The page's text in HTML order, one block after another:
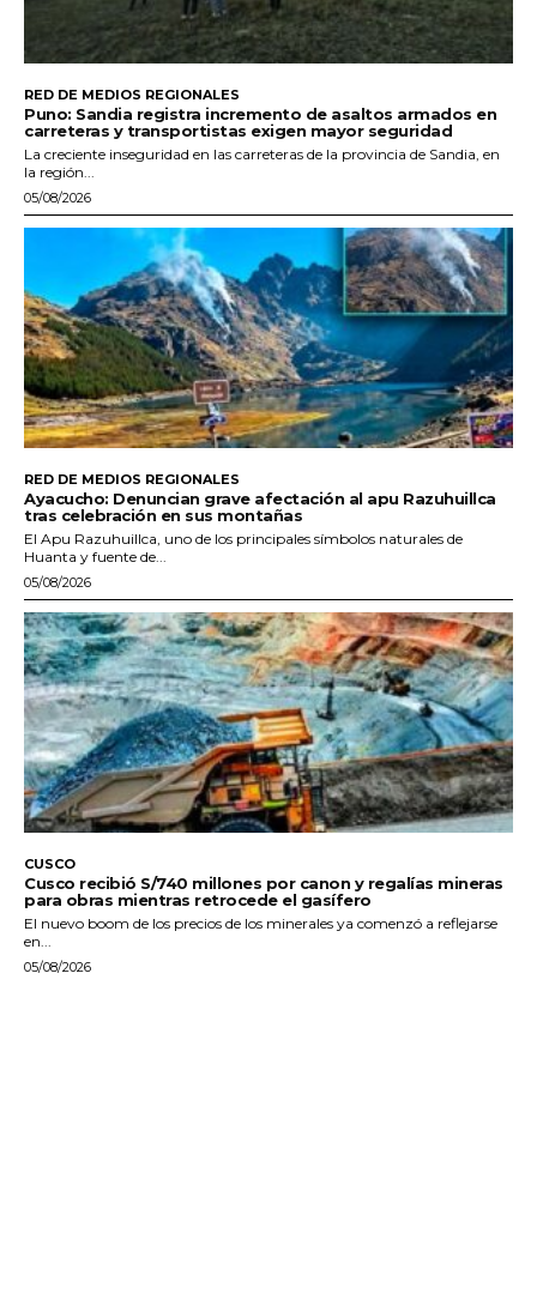
RED DE MEDIOS REGIONALES
Puno: Sandia registra incremento de asaltos armados en
carreteras y transportistas exigen mayor seguridad
La creciente inseguridad en las carreteras de la provincia de Sandia, en
la región...
05/08/2026
RED DE MEDIOS REGIONALES
Ayacucho: Denuncian grave afectación al apu Razuhuillca
tras celebración en sus montañas
El Apu Razuhuillca, uno de los principales símbolos naturales de
Huanta y fuente de...
05/08/2026
CUSCO
Cusco recibió S/740 millones por canon y regalías mineras
para obras mientras retrocede el gasífero
El nuevo boom de los precios de los minerales ya comenzó a reflejarse
en...
05/08/2026